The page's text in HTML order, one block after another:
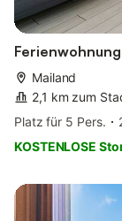
Mailand
2,1 km zum
Platz für 5 Pers.
KOSTENLOSE